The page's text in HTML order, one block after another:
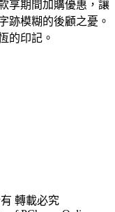
享期間加購優惠，讓
跡模糊的後顧之憂。
的印記。
轉載必究